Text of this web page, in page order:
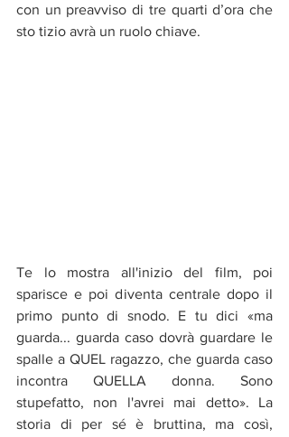
con un preavviso di tre quarti d’ora che
sto tizio avrà un ruolo chiave.
Te lo mostra all'inizio del film, poi
sparisce e poi diventa centrale dopo il
primo punto di snodo. E tu dici «ma
guarda... guarda caso dovrà guardare le
spalle a QUEL ragazzo, che guarda caso
incontra QUELLA donna. Sono
stupefatto, non l'avrei mai detto». La
storia di per sé è bruttina, ma così,